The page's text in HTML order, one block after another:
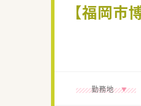
【福岡
勤務地